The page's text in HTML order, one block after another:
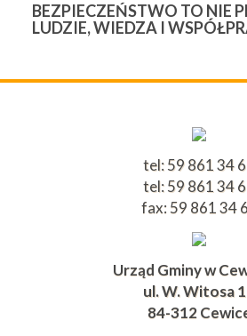
BEZPIECZEŃSTWO TO NIE
LUDZIE, WIEDZA I
tel: 59 861 34
tel: 59 861 34
fax: 59 861 34
Urząd Gminy w
ul. W. Witosa
84-312